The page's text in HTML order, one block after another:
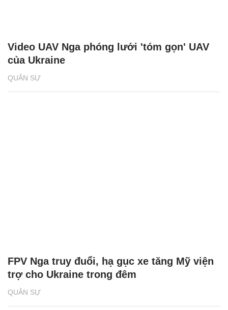
QUÂN SỰ
Video UAV Nga phóng lưới 'tóm gọn' UAV
của Ukraine
QUÂN SỰ
FPV Nga truy đuổi, hạ gục xe tăng Mỹ viện
trợ cho Ukraine trong đêm